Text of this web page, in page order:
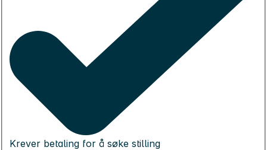
Krever betaling for å søke stilling